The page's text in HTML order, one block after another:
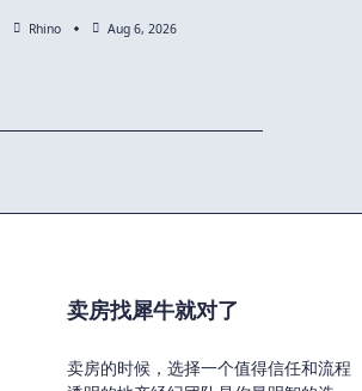
Rhino Aug 6, 2026
卖房找犀牛就对了
卖房的时候，选择一个值得信任和流程